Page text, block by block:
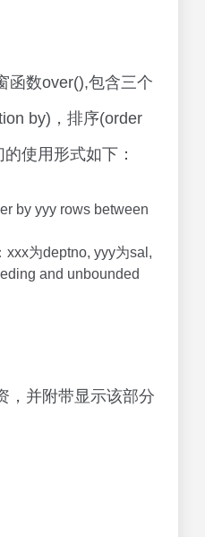
函数over(),包含三个
by)，排序(order
使用形式如下：
by yyy rows between
xxx为deptno, yyy为sal,
and unbounded
，并附带显示该部分